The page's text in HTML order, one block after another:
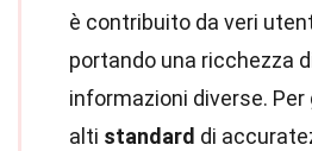
è contribuito da veri
portando una ricchezza
informazioni diverse. Per
alti standard di